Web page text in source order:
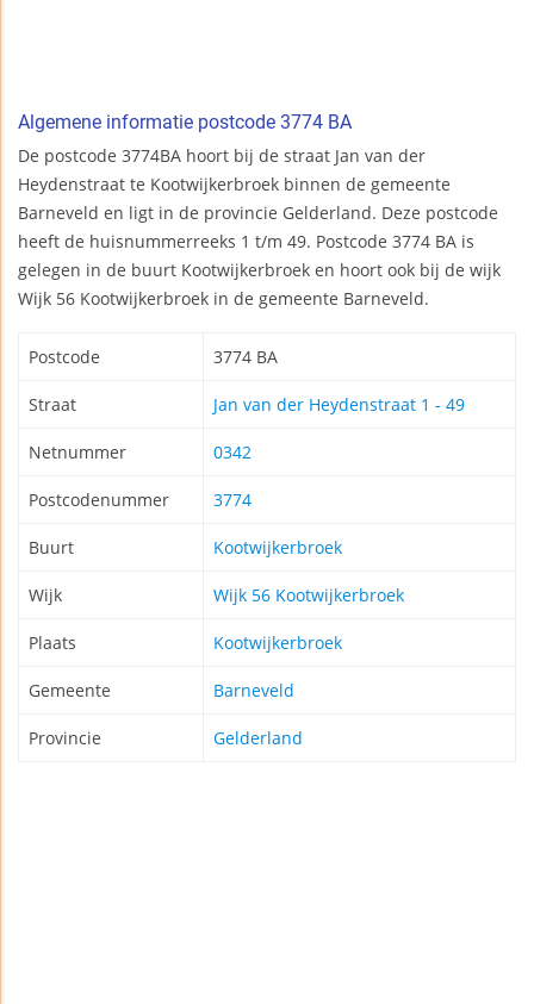
Algemene informatie postcode 3774 BA
De postcode 3774BA hoort bij de straat Jan van der
Heydenstraat te Kootwijkerbroek binnen de gemeente
Barneveld en ligt in de provincie Gelderland. Deze postcode
heeft de huisnummerreeks 1 t/m 49. Postcode 3774 BA is
gelegen in de buurt Kootwijkerbroek en hoort ook bij de wijk
Wijk 56 Kootwijkerbroek in de gemeente Barneveld.
Postcode 3774 BA
Straat Jan van der Heydenstraat 1 - 49
Netnummer 0342
Postcodenummer 3774
Buurt Kootwijkerbroek
Wijk Wijk 56 Kootwijkerbroek
Plaats Kootwijkerbroek
Gemeente Barneveld
Provincie Gelderland